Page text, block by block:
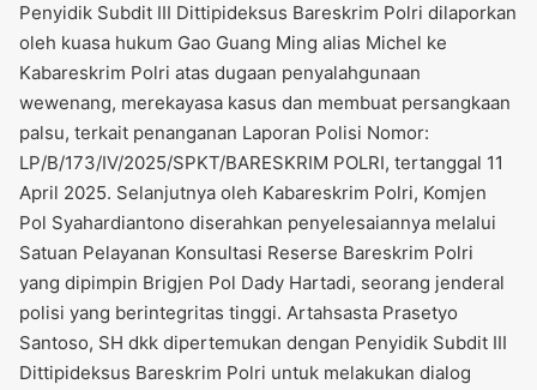
Penyidik Subdit III Dittipideksus Bareskrim Polri dilaporkan
oleh kuasa hukum Gao Guang Ming alias Michel ke
Kabareskrim Polri atas dugaan penyalahgunaan
wewenang, merekayasa kasus dan membuat persangkaan
palsu, terkait penanganan Laporan Polisi Nomor:
LP/B/173/IV/2025/SPKT/BARESKRIM POLRI, tertanggal 11
April 2025. Selanjutnya oleh Kabareskrim Polri, Komjen
Pol Syahardiantono diserahkan penyelesaiannya melalui
Satuan Pelayanan Konsultasi Reserse Bareskrim Polri
yang dipimpin Brigjen Pol Dady Hartadi, seorang jenderal
polisi yang berintegritas tinggi. Artahsasta Prasetyo
Santoso, SH dkk dipertemukan dengan Penyidik Subdit III
Dittipideksus Bareskrim Polri untuk melakukan dialog